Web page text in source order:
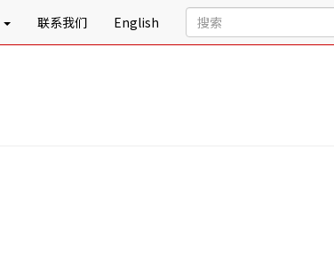
联系我们 English